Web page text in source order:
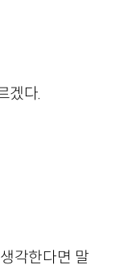
겠다.
각한다면 말